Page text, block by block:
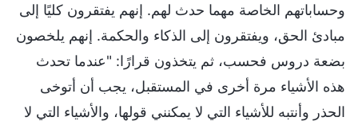
وحساباتهم الخاصة مهما حدث لهم. إنهم يفتقرون كليًا إلى
مبادئ الحق، ويفتقرون إلى الذكاء والحكمة. إنهم يلخصون
بضعة دروس فحسب، ثم يتخذون قرارًا: "عندما تحدث
هذه الأشياء مرة أخرى في المستقبل، يجب أن أتوخى
الحذر وأنتبه للأشياء التي لا يمكنني قولها، والأشياء التي لا